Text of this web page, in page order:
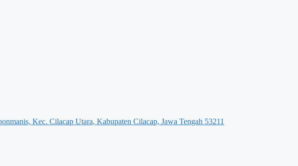
Kec. Cilacap Utara, Kabupaten Cilacap, Jawa Tengah 53211